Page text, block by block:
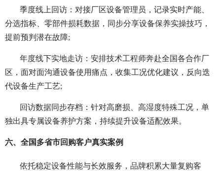
季度线上回访：对接厂区设备管理员，记录实时产能、
分选指标、零部件损耗数据，同步分享设备保养实操技巧，
提前预判潜在故障;
年度线下实地走访：安排技术工程师奔赴全国各合作厂
区，面对面沟通设备使用痛点，收集工况优化建议，反向迭
代设备生产工艺;
回访数据同步存档：针对高磨损、高湿度特殊工况，单
独出具专属设备养护方案，持续提升设备适配效果。
六、全国多省市回购客户真实案例
依托稳定设备性能与长效服务，品牌积累大量复购客